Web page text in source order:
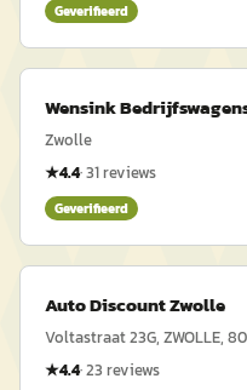
Geverifieerd
Wensink
Zwolle
★4.4·31reviews
Geverifieerd
Auto Discount Zwolle
Voltastraat 23G, ZWOLLE,
★4.4·23 reviews